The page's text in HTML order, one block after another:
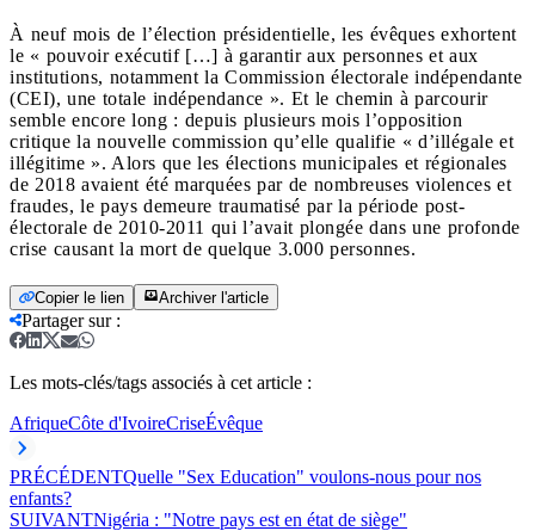
À neuf mois de l’élection présidentielle, les évêques exhortent
le « pouvoir exécutif […] à garantir aux personnes et aux
institutions, notamment la Commission électorale indépendante
(CEI), une totale indépendance ». Et le chemin à parcourir
semble encore long : depuis plusieurs mois l’opposition
critique la nouvelle commission qu’elle qualifie « d’illégale et
illégitime ». Alors que les élections municipales et régionales
de 2018 avaient été marquées par de nombreuses violences et
fraudes, le pays demeure traumatisé par la période post-
électorale de 2010-2011 qui l’avait plongée dans une profonde
crise causant la mort de quelque 3.000 personnes.
Copier le lien Archiver l'article
Partager sur:
Les mots-clés/tags associés à cet article :
AfriqueCôte d'IvoireCriseÉvêque
PRÉCÉDENTQuelle "Sex Education" voulons-nous pour nos
enfants?
SUIVANTNigéria : "Notre pays est en état de siège"